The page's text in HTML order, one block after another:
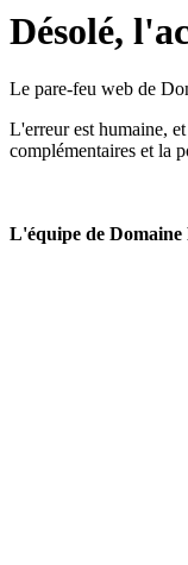
Désolé,
Le pare-feu web de
L'erreur est humaine,
complémentaires et la
L'équipe de Domaine